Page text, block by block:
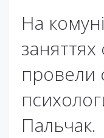
На
заняттях
провели
Пальчак.